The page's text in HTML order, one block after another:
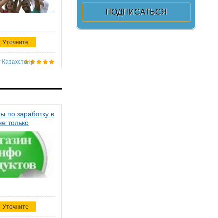
Уточните
Казахстану
по заработку в
только
Уточните